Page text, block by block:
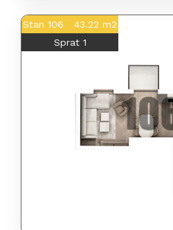
Stan 106 43.22 m2
Sprat 1